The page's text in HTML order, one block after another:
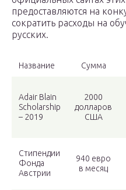
предоставляются на
сократить расходы на
русских.
Название Сумма
Adair Blain
Scholarship
– 2019
2000
долларов
США
Стипендии
Фонда
Австрии
940 евро
в месяц